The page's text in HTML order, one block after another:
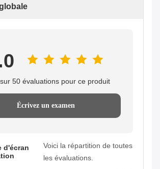
50 évaluations pour ce produit
Écrivez un examen
d'écran
Voici la répartition de toutes
les évaluations.